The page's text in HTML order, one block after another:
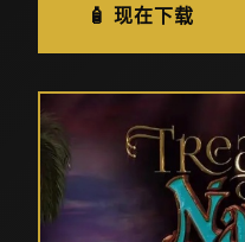
🧴 现在下载